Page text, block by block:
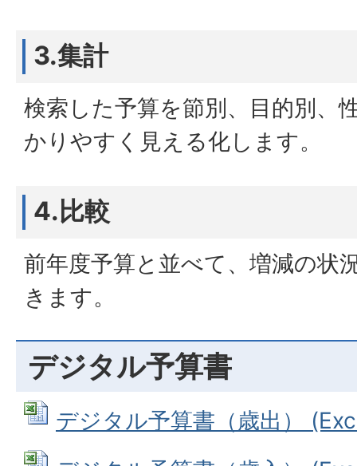
3.集計
検索した予算を節別、目的別、
かりやすく見える化します。
4.比較
前年度予算と並べて、増減の状
きます。
デジタル予算書
デジタル予算書（歳出）